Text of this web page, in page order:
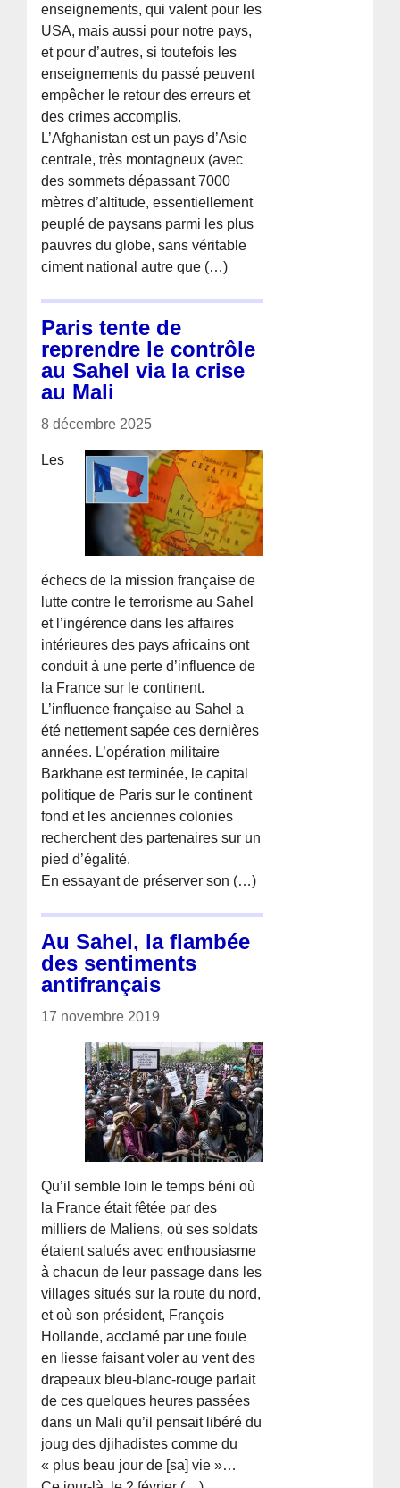
enseignements, qui valent pour les
USA, mais aussi pour notre pays,
et pour d’autres, si toutefois les
enseignements du passé peuvent
empêcher le retour des erreurs et
des crimes accomplis.
L’Afghanistan est un pays d’Asie
centrale, très montagneux (avec
des sommets dépassant 7000
mètres d’altitude, essentiellement
peuplé de paysans parmi les plus
pauvres du globe, sans véritable
ciment national autre que (…)
Paris tente de
reprendre le contrôle
au Sahel via la crise
au Mali
8 décembre 2025
Les
échecs de la mission française de
lutte contre le terrorisme au Sahel
et l’ingérence dans les affaires
intérieures des pays africains ont
conduit à une perte d’influence de
la France sur le continent.
L’influence française au Sahel a
été nettement sapée ces dernières
années. L’opération militaire
Barkhane est terminée, le capital
politique de Paris sur le continent
fond et les anciennes colonies
recherchent des partenaires sur un
pied d’égalité.
En essayant de préserver son (…)
Au Sahel, la flambée
des sentiments
antifrançais
17 novembre 2019
Qu’il semble loin le temps béni où
la France était fêtée par des
milliers de Maliens, où ses soldats
étaient salués avec enthousiasme
à chacun de leur passage dans les
villages situés sur la route du nord,
et où son président, François
Hollande, acclamé par une foule
en liesse faisant voler au vent des
drapeaux bleu-blanc-rouge parlait
de ces quelques heures passées
dans un Mali qu’il pensait libéré du
joug des djihadistes comme du
« plus beau jour de [sa] vie »…